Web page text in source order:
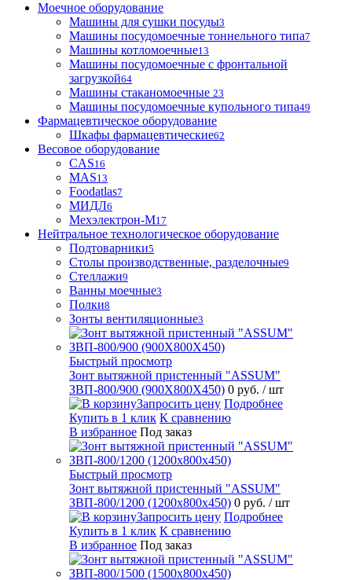
Моечное оборудование
Машины для сушки посуды3
Машины посудомоечные тоннельного типа7
Машины котломоечные13
Машины посудомоечные с фронтальной
загрузкой64
Машины стаканомоечные 23
Машины посудомоечные купольного типа49
Фармацевтическое оборудование
Шкафы фармацевтические62
Весовое оборудование
CAS16
MAS13
Foodatlas7
МИДЛ6
Мехэлектрон-М17
Нейтральное технологическое оборудование
Подтоварники5
Столы производственные, разделочные9
Стеллажи9
Ванны моечные3
Полки8
Зонты вентиляционные3
Быстрый просмотр
Зонт вытяжной пристенный "ASSUM"
ЗВП-800/900 (900Х800Х450) 0 руб. / шт
Запросить цену Подробнее
Купить в 1 клик К сравнению
В избранное Под заказ
Быстрый просмотр
Зонт вытяжной пристенный "ASSUM"
ЗВП-800/1200 (1200х800х450) 0 руб. / шт
Запросить цену Подробнее
Купить в 1 клик К сравнению
В избранное Под заказ